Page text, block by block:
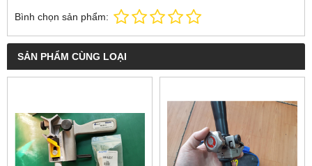
Bình chọn sản phẩm:
SẢN PHẨM CÙNG LOẠI